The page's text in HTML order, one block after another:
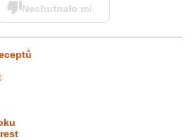
Nechutnalo mi